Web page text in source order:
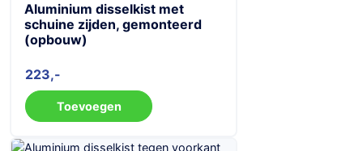
Aluminium disselkist met
schuine zijden, gemonteerd
(opbouw)
223
Toevoegen